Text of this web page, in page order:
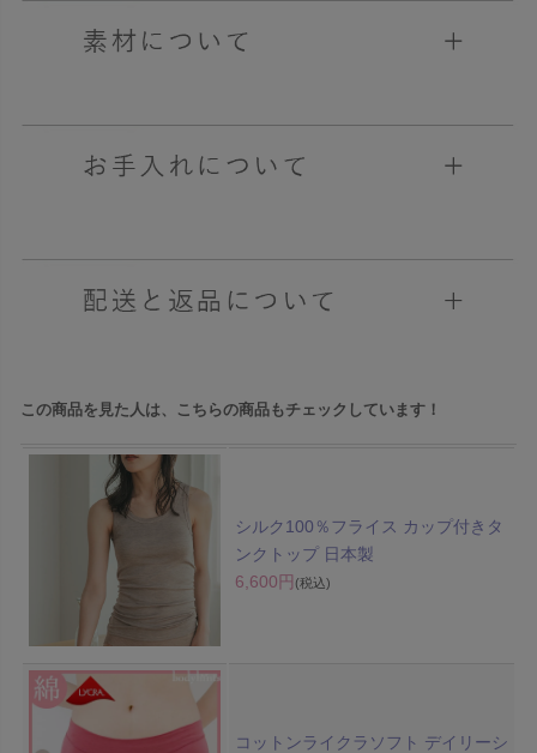
この商品を見た人は、こちらの商品もチェックしています！
シルク100％フライス カップ付きタ
ンクトップ 日本製
6,600円 (税込)
コットンライクラソフト デイリーシ